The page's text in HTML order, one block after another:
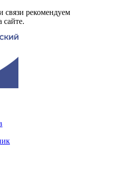
связи рекомендуем
сайте.